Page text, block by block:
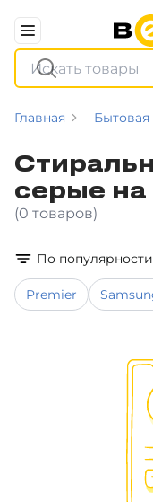
Главная Бытовая
серые на
(0 товаров)
По популярности
Premier